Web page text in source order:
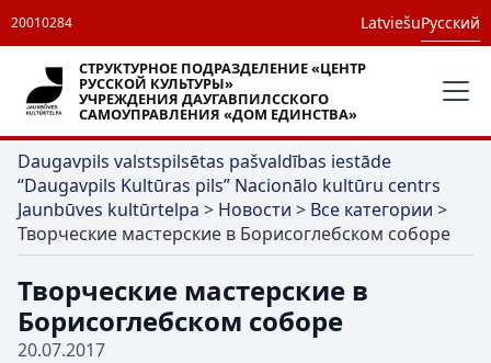
20010284 LatviešuРусский
СТРУКТУРНОЕ ПОДРАЗДЕЛЕНИЕ «ЦЕНТР
РУССКОЙ КУЛЬТУРЫ»
УЧРЕЖДЕНИЯ ДАУГАВПИЛССКОГО
САМОУПРАВЛЕНИЯ «ДОМ ЕДИНСТВА»
Daugavpils valstspilsētas pašvaldības iestāde
“Daugavpils Kultūras pils” Nacionālo kultūru centrs
Jaunbūves kultūrtelpa > Новости > Все категории >
Творческие мастерские в Борисоглебском соборе
Творческие мастерские в
Борисоглебском соборе
20.07.2017